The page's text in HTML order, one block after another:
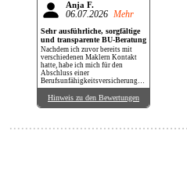
Anja F.
06.07.2026 Mehr
Sehr ausführliche, sorgfältige
und transparente BU-Beratung
Nachdem ich zuvor bereits mit
verschiedenen Maklern Kontakt
hatte, habe ich mich für den
Abschluss einer
Berufsunfähigkeitsversicherung
bei Herrn Maier entschieden.
Überzeugt hat mich seine sehr
sorgfältige und transparente
verschiedener Anbieter erhalten.
Hinweis zu den Bewertungen